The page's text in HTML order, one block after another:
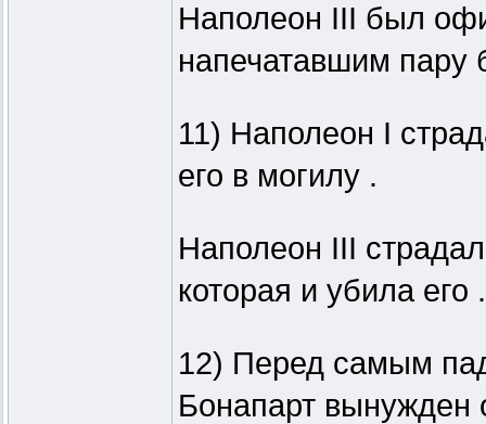
Наполеон III был
напечатавшим пару
11) Наполеон I
его в могилу .
Наполеон III
которая и убила его .
12) Перед самым
Бонапарт вынужден